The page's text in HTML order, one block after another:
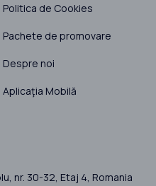
Politica de Cookies
Pachete de promovare
Despre noi
Aplicaţia Mobilă
nr. 30-32, Etaj 4, Romania